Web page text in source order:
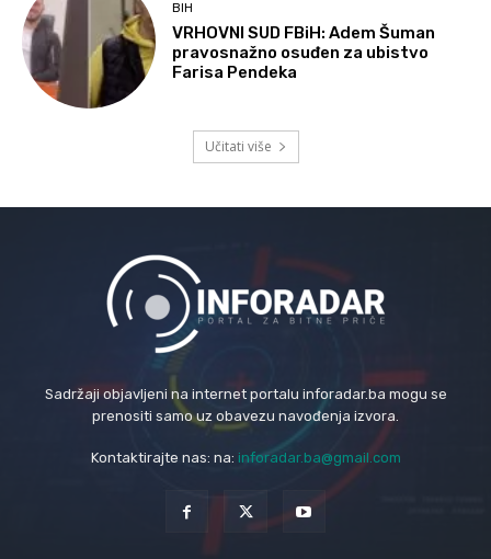
BIH
VRHOVNI SUD FBiH: Adem Šuman
pravosnažno osuđen za ubistvo
Farisa Pendeka
Učitati više
Sadržaji objavljeni na internet portalu inforadar.ba mogu se
prenositi samo uz obavezu navođenja izvora.
Kontaktirajte nas: na: inforadar.ba@gmail.com